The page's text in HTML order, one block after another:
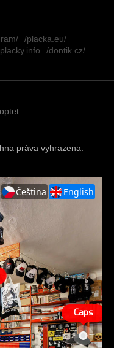
/placka.eu/
placky.info /dontik.cz/
práva vyhrazena.